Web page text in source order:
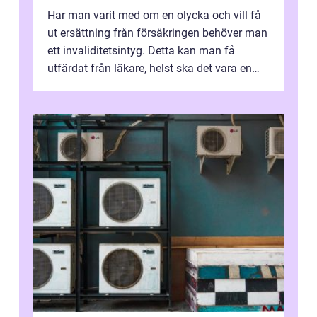
Har man varit med om en olycka och vill få
ut ersättning från försäkringen behöver man
ett invaliditetsintyg. Detta kan man få
utfärdat från läkare, helst ska det vara en